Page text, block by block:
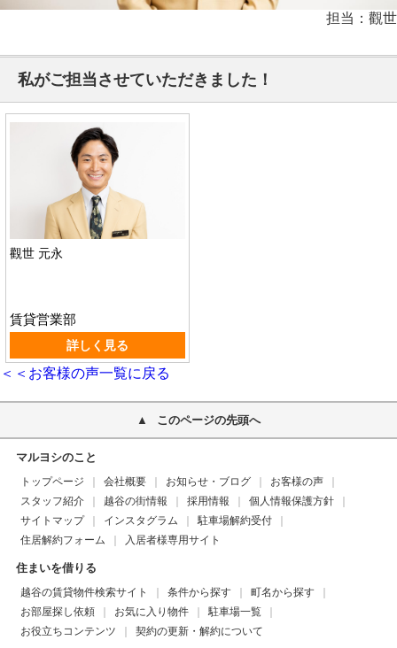
担当：觀世
私がご担当させていただきました！
觀世 元永
賃貸営業部
詳しく見る
＜＜お客様の声一覧に戻る
このページの先頭へ
マルヨシのこと
トップページ 会社概要 お知らせ・ブログ
お客様の声
スタッフ紹介
越谷の街情報 採用情報
個人情報保護方針
サイトマップ
インスタグラム
駐車場解約受付
住居解約フォーム
入居者様専用サイト
住まいを借りる
越谷の賃貸物件検索サイト 条件から探す
町名から探す
お部屋探し依頼
お気に入り物件
駐車場一覧
お役立ちコンテンツ
契約の更新・解約について